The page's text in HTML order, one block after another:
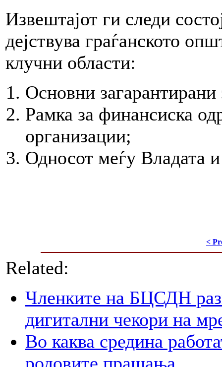
Извештајот ги следи
дејствува граѓанското
клучни области:
Основни
Рамка за финансиска
организации;
Односот меѓу Владата
<
Related:
Членките на БЦСДН
дигитални чекори на
Во каква средина